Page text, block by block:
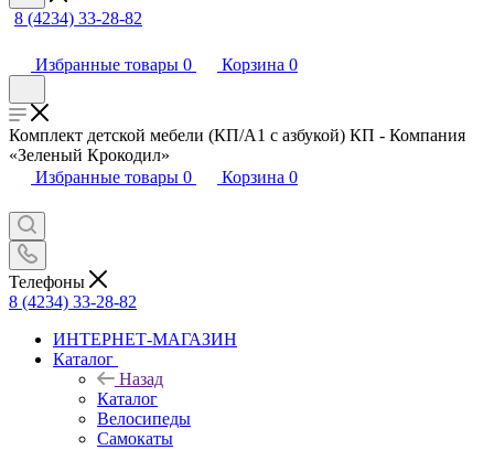
8 (4234) 33-28-82
Избранные товары 0 Корзина 0
Комплект детской мебели (КП/А1 c азбукой) КП - Компания
«Зеленый Крокодил»
Избранные товары 0 Корзина 0
Телефоны
8 (4234) 33-28-82
ИНТЕРНЕТ-МАГАЗИН
Каталог
Назад
Каталог
Велосипеды
Самокаты